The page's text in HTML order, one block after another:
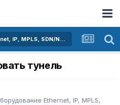
Активное оборудование Ethernet, IP, MPLS, SDN/NFV...
тунель
Ethernet, IP, MPLS,